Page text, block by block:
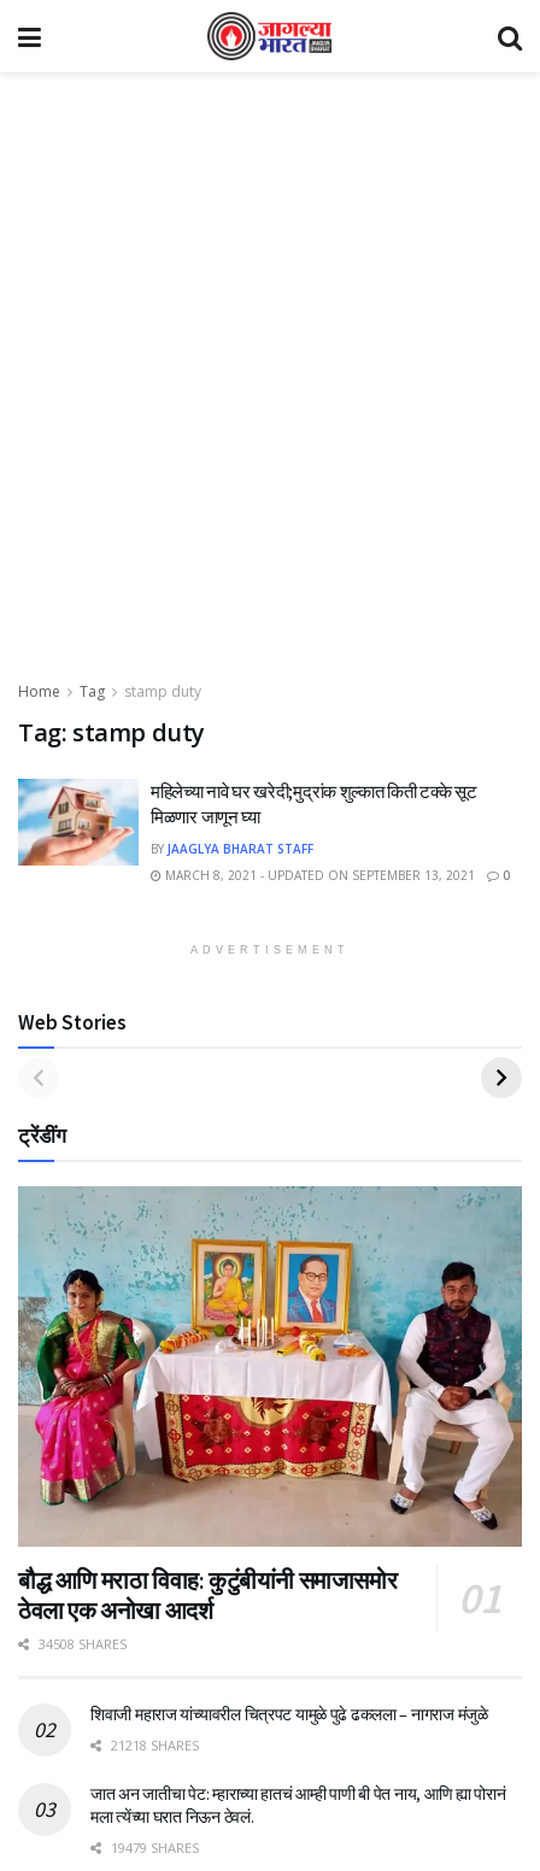
Home Tag stamp duty
Tag: stamp duty
महिलेच्या नावे घर खरेदी;मुद्रांक शुल्कात किती टक्के सूट
मिळणार जाणून घ्या
BY JAAGLYA BHARAT STAFF
MARCH 8, 2021 - UPDATED ON SEPTEMBER 13, 2021
0
ADVERTISEMENT
Web Stories
ट्रेंडींग
बौद्ध आणि मराठा विवाह: कुटुंबीयांनी समाजासमोर
ठेवला एक अनोखा आदर्श
34508 SHARES
शिवाजी महाराज यांच्यावरील चित्रपट यामुळे पुढे ढकलला – नागराज मंजुळे
21218 SHARES
जात अन जातीचा पेट: म्हाराच्या हातचं आम्ही पाणी बी पेत नाय, आणि ह्या पोरानं
मला त्येंच्या घरात निऊन ठेवलं.
19479 SHARES